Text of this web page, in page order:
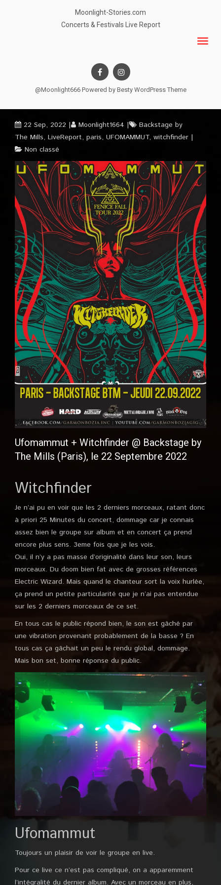
Moonlight-Stories.com
Concerts & Festivals Live Report
@Moonlight666 Powered by Besty WordPress Theme
22 Sep, 2022 Moonlight1664
Backstage by
The Mills, LiveReport, paris, UFOMAMMUT, witchfinder
Non classé
Ufomammut + Witchfinder @ Backstage by
The Mills (Paris), le 22 Septembre 2022
Witchfinder
Je n’ai pu en voir que les 2 derniers morceaux, ratant donc
à priori 25 Minutes du concert, dommage car je connais
assez bien le groupe sur album et en concert ça prend
encore plus sens. 3eme fois que je les vois.
Oui, il n’y a pas masse d’originalité dans leur son, leurs
morceaux. Du doom bien fat avec de grosses références
Electric Wizard. Mais quand le chanteur sort la voix hurlée,
ça prend un petite particularité que je n’ai pas entendue
sur les 2 derniers morceaux de ce set.
En tous cas le public répond bien, le son est gâché par
une vibration provenant probablement de la basse ? En
tous cas ça gâchait un peu le rendu global, dommage.
Mais bon set, bonne réponse du public.
Ufomammut
Toujours un plaisir de voir le groupe en live.
Pour ce live ce n’est pas compliqué, on a apparemment
l’intégralité du dernier album. Avec un morceau en plus,